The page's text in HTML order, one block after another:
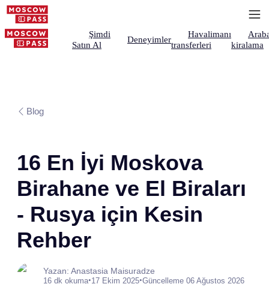
Şimdi
Satın Al
Deneyimler
Havalimanı
transferleri
kiralama
Blog
16 En İyi Moskova
Birahane ve El Biraları
- Rusya için Kesin
Rehber
Yazan: Anastasia Maisuradze
16 dk okuma•17 Ekim 2025•Güncelleme 06 Ağustos 2026